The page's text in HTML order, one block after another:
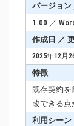
バージョン
1.00 ／
作成日 ／
2025年12月
特徴
既存契約
改できる点
利用シーン